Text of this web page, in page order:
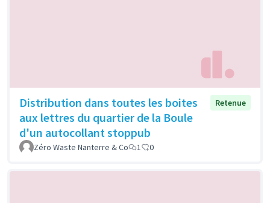
Distribution dans toutes les boites
aux lettres du quartier de la Boule
d'un autocollant stoppub
Retenue
Zéro Waste Nanterre & Co 1 0